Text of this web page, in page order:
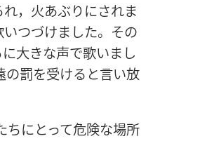
，火あぶりにされま
つづけました。その
大きな声で歌いまし
罰を受けると言い放
ちにとって危険な場所